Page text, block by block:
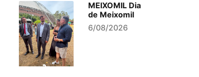
MEIXOMIL Dia
de Meixomil
6/08/2026